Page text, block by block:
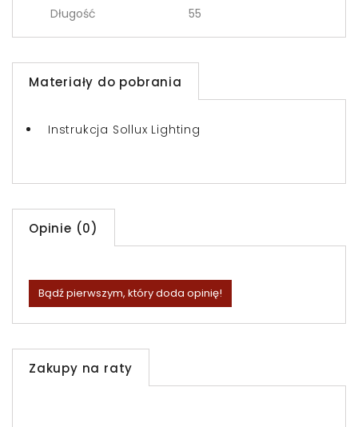
Długość
55
Materiały do pobrania
Instrukcja Sollux Lighting
Opinie (0)
Bądź pierwszym, który doda opinię!
Zakupy na raty